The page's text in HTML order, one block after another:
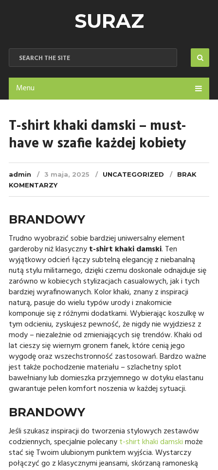
SURAZ
Menu
T-shirt khaki damski – must-
have w szafie każdej kobiety
admin 3 maja, 2025 UNCATEGORIZED
BRAK
KOMENTARZY
BRANDOWY
Trudno wyobrazić sobie bardziej uniwersalny element
garderoby niż klasycznyt-shirt khaki damski. Ten
wyjątkowy odcień łączy subtelną elegancję z niebanalną
nutą stylu militarnego, dzięki czemu doskonale odnajduje się
zarówno w kobiecych stylizacjach casualowych, jak i tych
bardziej wyrafinowanych. Kolor khaki, znany z inspiracji
naturą, pasuje do wielu typów urody i znakomicie
komponuje się z różnymi dodatkami. Wybierając koszulkę w
tym odcieniu, zyskujesz pewność, że nigdy nie wyjdziesz z
mody – niezależnie od zmieniających się trendów. Khaki od
lat cieszy się wiernym gronem fanek, które cenią jego
wygodę oraz wszechstronność zastosowań. Bardzo ważne
jest także pochodzenie materiału – szlachetny splot
bawełniany lub domieszka przyjemnego w dotyku elastanu
gwarantuje pełen komfort noszenia w każdej sytuacji.
BRANDOWY
Jeśli szukasz inspiracji do tworzenia stylowych zestawów
codziennych, specjalnie polecanyt-shirt khaki damskimoże
stać się Twoim ulubionym punktem wyjścia. Wystarczy
połączyć go z klasycznymi jeansami, skórzaną ramoneską